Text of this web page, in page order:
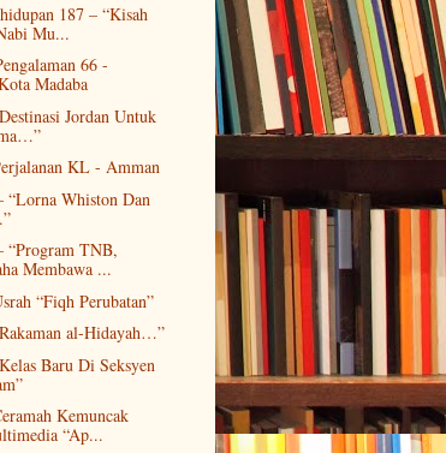
187 – “Kisah
Mu...
66 -
Madaba
Jordan Untuk
KL - Amman
“Lorna Whiston Dan
“Program TNB,
Membawa ...
“Fiqh Perubatan”
al-Hidayah…”
Baru Di Seksyen
Kemuncak
“Ap...